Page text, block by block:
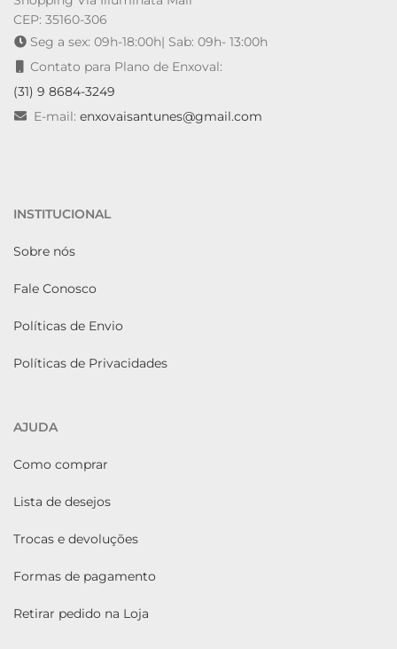
CEP: 35160-306
Seg a sex: 09h-18:00h| Sab: 09h- 13:00h
Contato para Plano de Enxoval:
(31) 9 8684-3249
E-mail: enxovaisantunes@gmail.com
INSTITUCIONAL
Sobre nós
Fale Conosco
Políticas de Envio
Políticas de Privacidades
AJUDA
Como comprar
Lista de desejos
Trocas e devoluções
Formas de pagamento
Retirar pedido na Loja